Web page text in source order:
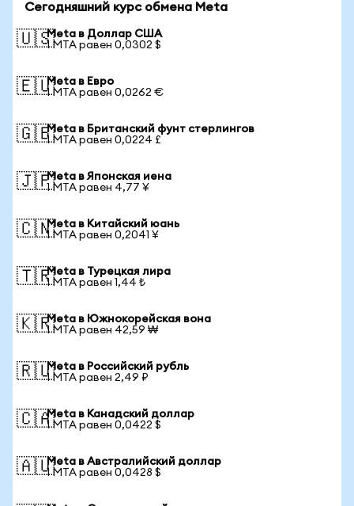
Сегодняшний курс обмена Meta
🇺🇸Meta в Доллар США
1 MTA равен 0,0302 $
🇪🇺Meta в Евро
1 MTA равен 0,0262 €
🇬🇧Meta в Британский фунт стерлингов
1 MTA равен 0,0224 £
🇯🇵Meta в Японская иена
1 MTA равен 4,77 ¥
🇨🇳Meta в Китайский юань
1 MTA равен 0,2041 ¥
🇹🇷Meta в Турецкая лира
1 MTA равен 1,44 ₺
🇰🇷Meta в Южнокорейская вона
1 MTA равен 42,59 ₩
🇷🇺Meta в Российский рубль
1 MTA равен 2,49 ₽
🇨🇦Meta в Канадский доллар
1 MTA равен 0,0422 $
🇦🇺Meta в Австралийский доллар
1 MTA равен 0,0428 $